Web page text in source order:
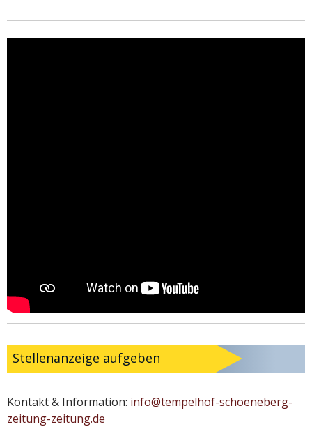
Stellenanzeige aufgeben
Kontakt & Information: info@tempelhof-schoeneberg-
zeitung-zeitung.de